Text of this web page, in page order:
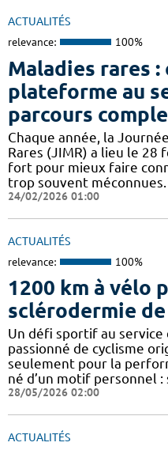
ACTUALITÉS
relevance: 100%
Maladies rares
plateforme au
parcours
Chaque année, la
Rares (JIMR) a lieu le 28
fort pour mieux faire
trop souvent
24/02/2026 01:00
ACTUALITÉS
relevance: 100%
1200 km à vélo
sclérodermie de
Un défi sportif au service
passionné de cyclisme
seulement pour la
né d’un motif personnel
28/05/2026 02:00
ACTUALITÉS